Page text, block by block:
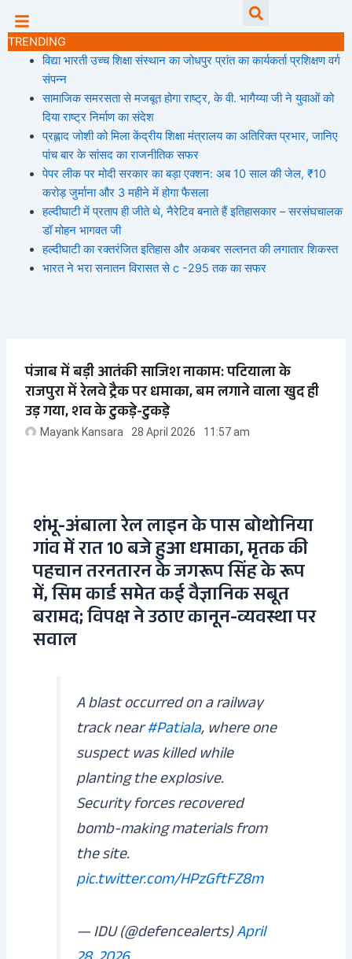
content
TRENDING
विद्या भारती उच्च शिक्षा संस्थान का जोधपुर प्रांत का कार्यकर्ता प्रशिक्षण वर्ग
संपन्न
सामाजिक समरसता से मजबूत होगा राष्ट्र, के वी. भागैय्या जी ने युवाओं को
दिया राष्ट्र निर्माण का संदेश
प्रह्लाद जोशी को मिला केंद्रीय शिक्षा मंत्रालय का अतिरिक्त प्रभार, जानिए
पांच बार के सांसद का राजनीतिक सफर
पेपर लीक पर मोदी सरकार का बड़ा एक्शन: अब 10 साल की जेल, ₹10
करोड़ जुर्माना और 3 महीने में होगा फैसला
हल्दीघाटी में प्रताप ही जीते थे, नैरेटिव बनाते हैं इतिहासकार – सरसंघचालक
डॉ मोहन भागवत जी
हल्दीघाटी का रक्तरंजित इतिहास और अकबर सल्तनत की लगातार शिकस्त
भारत ने भरा सनातन विरासत से c -295 तक का सफर
पंजाब में बड़ी आतंकी साजिश नाकाम: पटियाला के
राजपुरा में रेलवे ट्रैक पर धमाका, बम लगाने वाला खुद ही
उड़ गया, शव के टुकड़े-टुकड़े
Mayank Kansara 28 April 2026 11:57 am
शंभू-अंबाला रेल लाइन के पास बोथोनिया
गांव में रात 10 बजे हुआ धमाका, मृतक की
पहचान तरनतारन के जगरूप सिंह के रूप
में, सिम कार्ड समेत कई वैज्ञानिक सबूत
बरामद; विपक्ष ने उठाए कानून-व्यवस्था पर
सवाल
A blast occurred on a railway
track near#Patiala, where one
suspect was killed while
planting the explosive.
Security forces recovered
bomb-making materials from
the site.
pic.twitter.com/HPzGftFZ8m
— IDU (@defencealerts)April